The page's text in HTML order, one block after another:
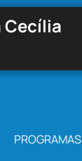
Cecília
PROGRAMAS